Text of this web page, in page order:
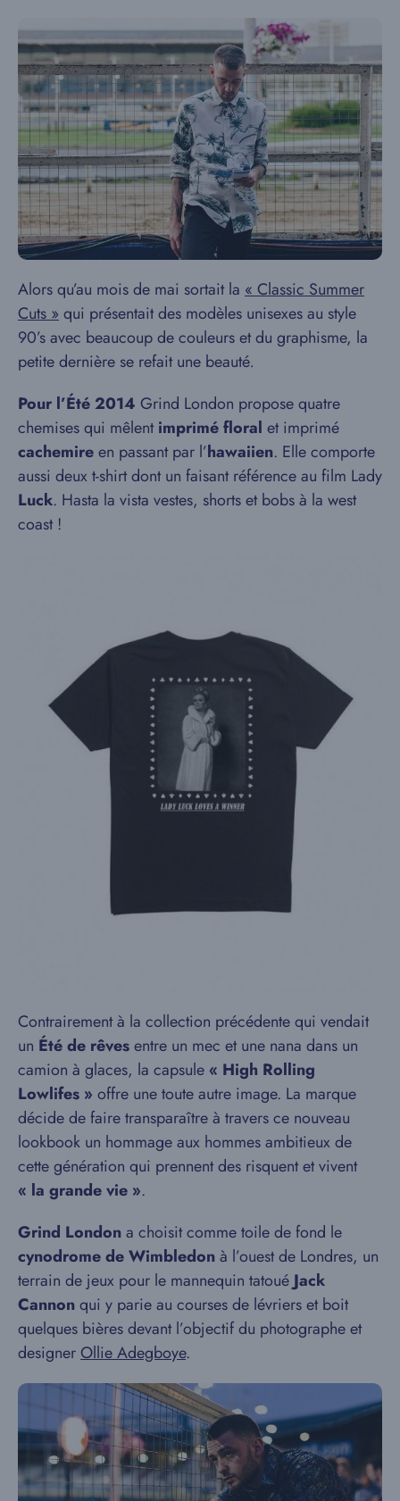
Alors qu’au mois de mai sortait la « Classic Summer
Cuts »qui présentait des modèles unisexes au style
90’s avec beaucoup de couleurs et du graphisme, la
petite dernière se refait une beauté.
Pour l’Été 2014 Grind London propose quatre
chemises qui mêlentimprimé floral et imprimé
cachemireen passant par l’hawaiien. Elle comporte
aussi deux t-shirt dont un faisant référence au film Lady
Luck. Hasta la vista vestes, shorts et bobs à la west
coast !
Contrairement à la collection précédente qui vendait
un Été de rêvesentre un mec et une nana dans un
camion à glaces, la capsule« High Rolling
Lowlifes » offre une toute autre image. La marque
décide de faire transparaître à travers ce nouveau
lookbook un hommage aux hommes ambitieux de
cette génération qui prennent des risquent et vivent
« la grande vie ».
Grind Londona choisit comme toile de fond le
cynodrome de Wimbledonà l’ouest de Londres, un
terrain de jeux pour le mannequin tatoué Jack
Cannonqui y parie au courses de lévriers et boit
quelques bières devant l’objectif du photographe et
designerOllie Adegboye.